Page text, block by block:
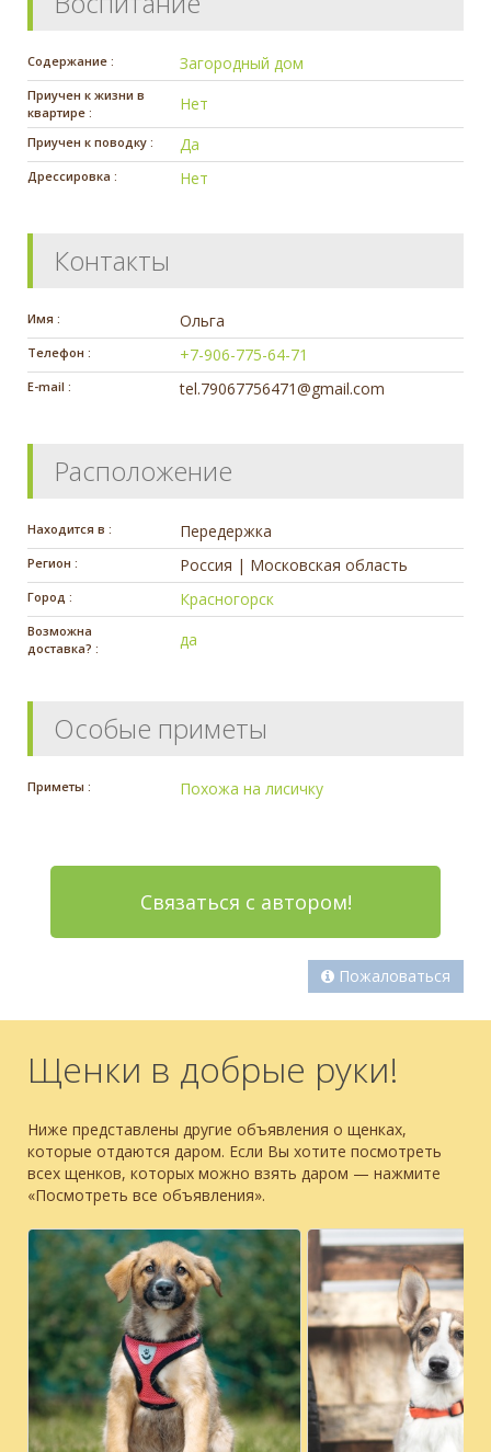
Содержание : Загородный дом
Приучен к жизни в
квартире :
Нет
Приучен к поводку : Да
Дрессировка : Нет
Контакты
Имя : Ольга
Телефон : +7-906-775-64-71
E-mail : tel.79067756471@gmail.com
Расположение
Находится в : Передержка
Регион : Россия | Московская область
Город : Красногорск
Возможна
доставка? :
да
Особые приметы
Приметы : Похожа на лисичку
Связаться с автором!
Пожаловаться
Щенки в добрые руки!
Ниже представлены другие объявления о щенках,
которые отдаются даром. Если Вы хотите посмотреть
всех щенков, которых можно взять даром — нажмите
«Посмотреть все объявления».